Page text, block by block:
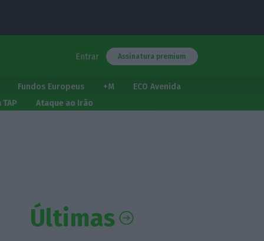
Entrar Assinatura premium
Fundos Europeus +M
ECO Avenida
Ataque ao Irão
Últimas